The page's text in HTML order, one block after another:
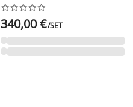






340,00 €/SET